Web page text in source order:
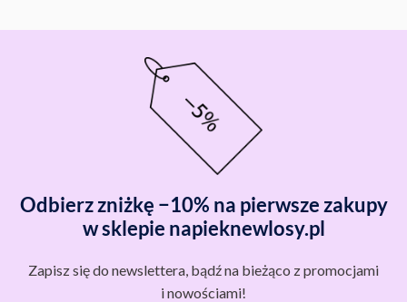
Odbierz zniżkę −10% na pierwsze zakupy
w sklepie napieknewlosy.pl
Zapisz się do newslettera, bądź na bieżąco z promocjami
i nowościami!